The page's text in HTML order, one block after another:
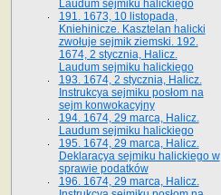
Laudum sejmiku halickiego
191. 1673, 10 listopada,
Kniehinicze. Kasztelan halicki
zwołuje sejmik ziemski. 192.
1674, 2 stycznia, Halicz.
Laudum sejmiku halickiego
193. 1674, 2 stycznia, Halicz.
Instrukcya sejmiku posłom na
sejm konwokacyjny
194. 1674, 29 marca, Halicz.
Laudum sejmiku halickiego
195. 1674, 29 marca, Halicz.
Deklaracya sejmiku halickiego w
sprawie podatków
196. 1674, 29 marca, Halicz.